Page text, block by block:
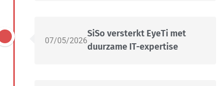
07/05/2026
SiSo versterkt EyeTi met
duurzame IT-expertise